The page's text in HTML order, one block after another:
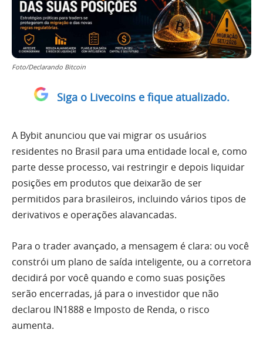
Foto/Declarando Bitcoin
Siga o Livecoins e fique atualizado.
A Bybit anunciou que vai migrar os usuários
residentes no Brasil para uma entidade local e, como
parte desse processo, vai restringir e depois liquidar
posições em produtos que deixarão de ser
permitidos para brasileiros, incluindo vários tipos de
derivativos e operações alavancadas.
Para o trader avançado, a mensagem é clara: ou você
constrói um plano de saída inteligente, ou a corretora
decidirá por você quando e como suas posições
serão encerradas, já para o investidor que não
declarou IN1888 e Imposto de Renda, o risco
aumenta.